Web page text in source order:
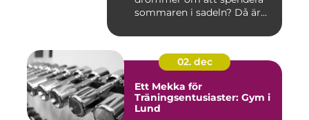
sommaren i sadeln? Då är...
02. dec
Ett Mekka för
Träningsentusiaster: Gym i
Lund